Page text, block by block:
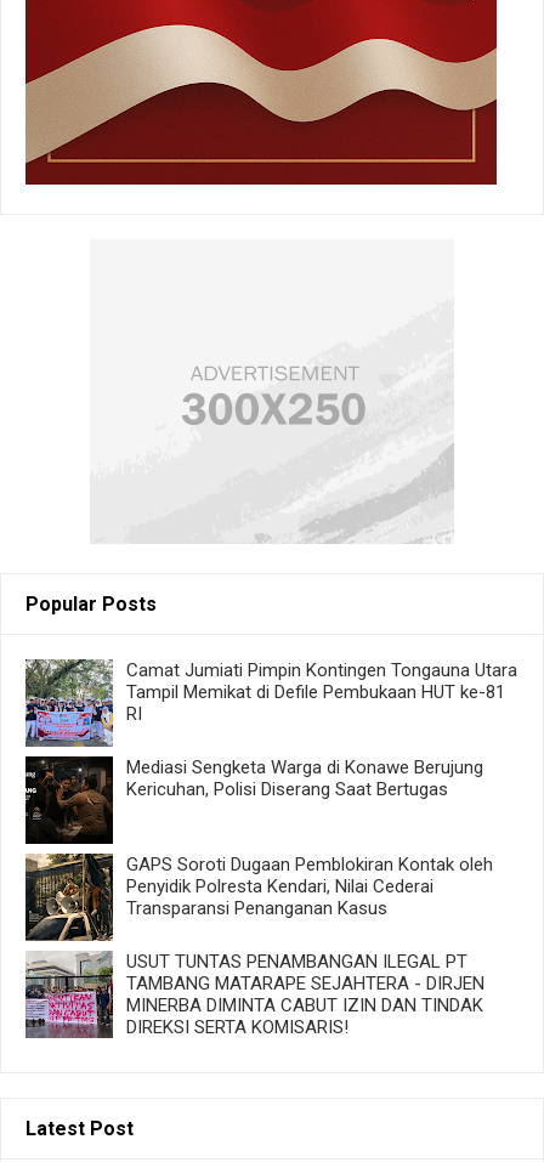
Popular Posts
Camat Jumiati Pimpin Kontingen Tongauna Utara
Tampil Memikat di Defile Pembukaan HUT ke-81
RI
Mediasi Sengketa Warga di Konawe Berujung
Kericuhan, Polisi Diserang Saat Bertugas
GAPS Soroti Dugaan Pemblokiran Kontak oleh
Penyidik Polresta Kendari, Nilai Cederai
Transparansi Penanganan Kasus
USUT TUNTAS PENAMBANGAN ILEGAL PT
TAMBANG MATARAPE SEJAHTERA - DIRJEN
MINERBA DIMINTA CABUT IZIN DAN TINDAK
DIREKSI SERTA KOMISARIS!
Latest Post